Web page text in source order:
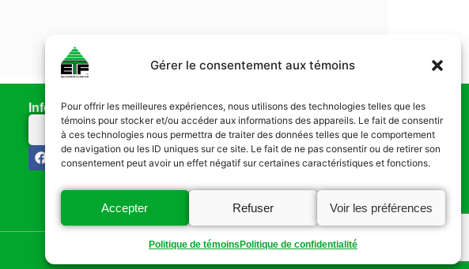
Gérer le consentement aux témoins
Pour offrir les meilleures expériences, nous utilisons des technologies telles que les
témoins pour stocker et/ou accéder aux informations des appareils. Le fait de consentir
à ces technologies nous permettra de traiter des données telles que le comportement
de navigation ou les ID uniques sur ce site. Le fait de ne pas consentir ou de retirer son
consentement peut avoir un effet négatif sur certaines caractéristiques et fonctions.
Accepter Refuser Voir les préférences
Politique de témoins Politique de confidentialité
Infolettre
Abonnez-vous